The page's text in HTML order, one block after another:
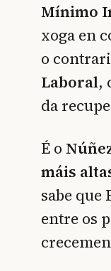
Mínimo
xoga en
o
Laboral,
da
É o
máis
sabe que
entre os